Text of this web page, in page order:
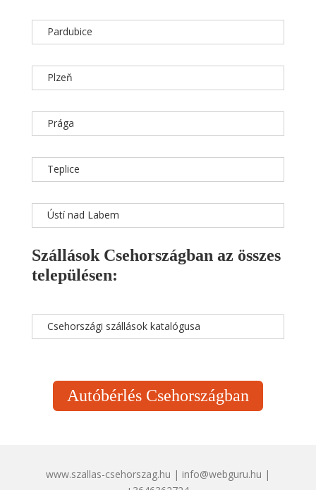
Pardubice
Plzeň
Prága
Teplice
Ústí nad Labem
Szállások Csehországban az összes
településen:
Csehországi szállások katalógusa
Autóbérlés Csehországban
www.szallas-csehorszag.hu | info@webguru.hu |